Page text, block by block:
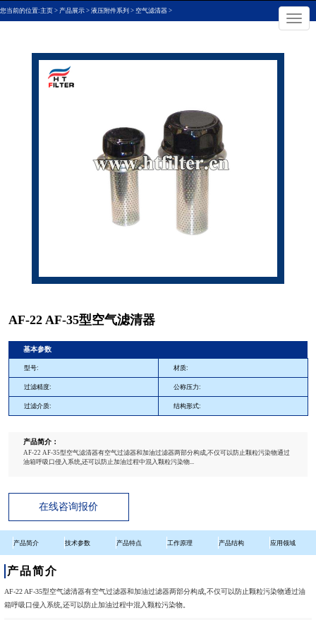
切
换
导
×
您当前的位置:主页 > 产品展示 > 液压附件系列 > 空气滤清器 >
AF-22 AF-35型空气滤清器
基本参数
型号: 材质:
过滤精度: 公称压力:
过滤介质: 结构形式:
产品简介：
AF-22 AF-35型空气滤清器有空气过滤器和加油过滤器两部分构成,不仅可以防止颗粒污染物通过
油箱呼吸口侵入系统,还可以防止加油过程中混入颗粒污染物...
在线咨询报价
产品简介 技术参数 产品特点 工作原理 产品结构 应用领域
产品简介
AF-22 AF-35型空气滤清器有空气过滤器和加油过滤器两部分构成,不仅可以防止颗粒污染物通过油
箱呼吸口侵入系统,还可以防止加油过程中混入颗粒污染物。